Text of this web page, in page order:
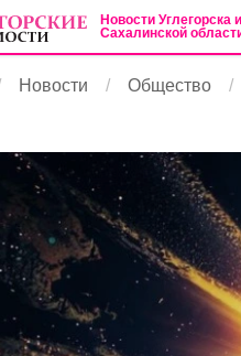
Новости Углегорска и
Сахалинской
Новости Общество